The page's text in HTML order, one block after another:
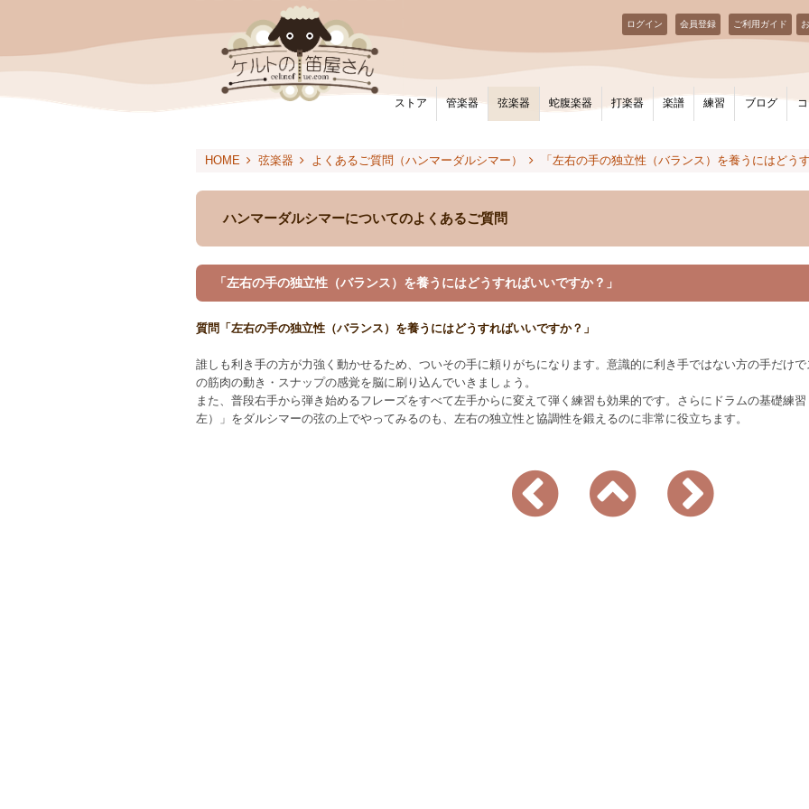
ログイン 会員登録 ご利用ガイド
ストア 管楽器 弦楽器 蛇腹楽器 打楽器 楽譜 練習 ブログ
HOME 弦楽器 よくあるご質問（ハンマーダルシマー） 「左右の手の独立性（バランス）を養うにはどう
ハンマーダルシマーについてのよくあるご質問
「左右の手の独立性（バランス）を養うにはどうすればいいですか？」
質問「左右の手の独立性（バランス）を養うにはどうすればいいですか？」
誰しも利き手の方が力強く動かせるため、ついその手に頼りがちになります。意識的に利き手ではない方の手だけ
の筋肉の動き・スナップの感覚を脳に刷り込んでいきましょう。
また、普段右手から弾き始めるフレーズをすべて左手からに変えて弾く練習も効果的です。さらにドラムの基礎練
左）」をダルシマーの弦の上でやってみるのも、左右の独立性と協調性を鍛えるのに非常に役立ちます。